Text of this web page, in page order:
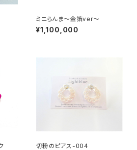
ミニらんま～金箔ver～
¥1,100,000
切粉のピアス-004